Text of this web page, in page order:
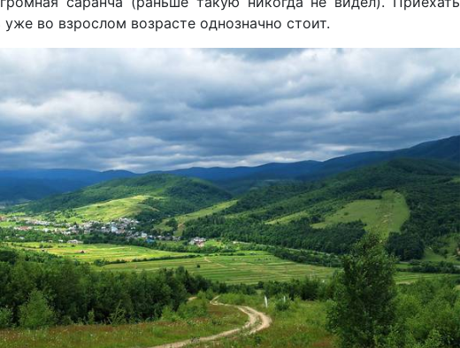
во взрослом возрасте однозначно стоит.